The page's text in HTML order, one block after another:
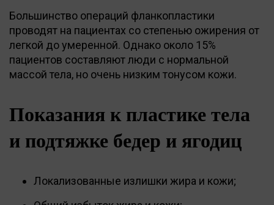
Большинство операций фланкопластики
проводят на пациентах со степенью ожирения от
легкой до умеренной. Однако около 15%
пациентов составляют люди с нормальной
массой тела, но очень низким тонусом кожи.
Показания к пластике тела
и подтяжке бедер и ягодиц
Локализованные излишки жира и кожи;